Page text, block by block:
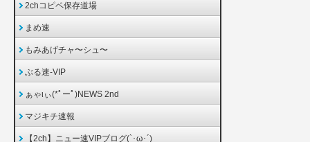
2chコピペ保存道場
まめ速
もみあげチャ〜シュ〜
ぶる速-VIP
ぁゃιぃ(*ﾟーﾟ)NEWS 2nd
マジキチ速報
【2ch】ニュー速VIPブログ(`･ω･´)